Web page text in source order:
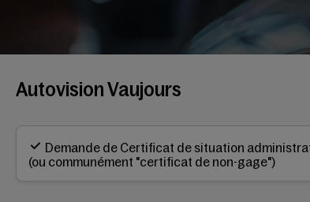
Autovision Vaujours
Demande de Certificat de situation
(ou communément "certificat de non-gage")